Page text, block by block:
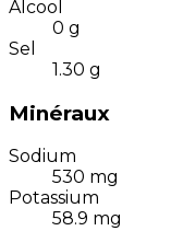
Alcool
0 g
Sel
1.30 g
Minéraux
Sodium
530 mg
Potassium
58.9 mg